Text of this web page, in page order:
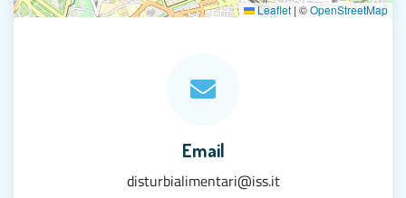
Leaflet | ©OpenStreetMap
Email
disturbialimentari@iss.it